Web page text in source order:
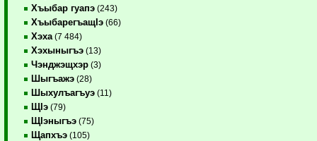
Хъыбар гуапэ (243)
ХъыбарегъащIэ (66)
Хэха (7 484)
Хэхыныгъэ (13)
Чэнджэщхэр (3)
Шыгъажэ (28)
Шыхулъагъуэ (11)
ЩIэ (79)
ЩIэныгъэ (75)
Щапхъэ (105)